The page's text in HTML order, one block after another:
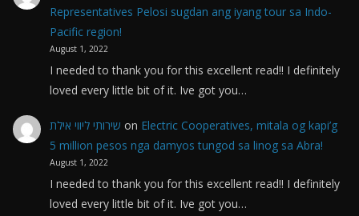
Representatives Pelosi sugdan ang iyang tour sa Indo-
Pacific region!
August 1, 2022
I needed to thank you for this excellent read!! I definitely
loved every little bit of it. Ive got you…
שירותי ליווי אילת on Electric Cooperatives, mitala og kapi’g
5 million pesos nga damyos tungod sa linog sa Abra!
August 1, 2022
I needed to thank you for this excellent read!! I definitely
loved every little bit of it. Ive got you…